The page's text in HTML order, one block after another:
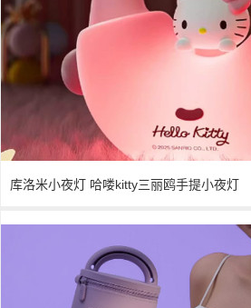
库洛米小夜灯 哈喽kitty三丽鸥手提小夜灯